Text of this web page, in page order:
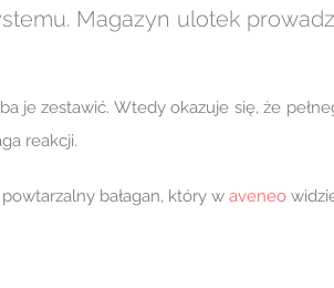
Magazyn ulotek
je zestawić. Wtedy okazuje się, że
reakcji.
bałagan, który w aveneo